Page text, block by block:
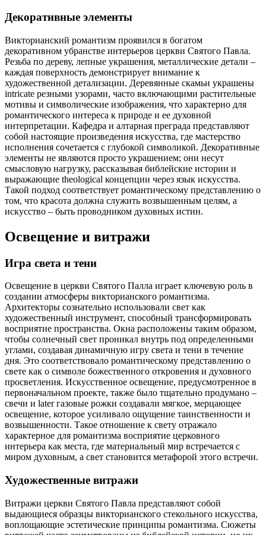
Декоративные элементы
Викторианский романтизм проявился в богатом
декоративном убранстве интерьеров церкви Святого Павла.
Резьба по дереву, лепные украшения, металлические детали –
каждая поверхность демонстрирует внимание к
художественной детализации. Деревянные скамьи украшены
intricate резными узорами, часто включающими растительные
мотивы и символические изображения, что характерно для
романтического интереса к природе и ее духовной
интерпретации. Кафедра и алтарная преграда представляют
собой настоящие произведения искусства, где мастерство
исполнения сочетается с глубокой символикой. Декоративные
элементы не являются просто украшением; они несут
смысловую нагрузку, рассказывая библейские истории и
выражающие theological концепции через язык искусства.
Такой подход соответствует романтическому представлению о
том, что красота должна служить возвышенным целям, а
искусство – быть проводником духовных истин.
Освещение и витражи
Игра света и тени
Освещение в церкви Святого Палла играет ключевую роль в
создании атмосферы викторианского романтизма.
Архитекторы сознательно использовали свет как
художественный инструмент, способный трансформировать
восприятие пространства. Окна расположены таким образом,
чтобы солнечный свет проникал внутрь под определенными
углами, создавая динамичную игру света и тени в течение
дня. Это соответствовало романтическому представлению о
свете как о символе божественного откровения и духовного
просветления. Искусственное освещение, предусмотренное в
первоначальном проекте, также было тщательно продумано –
свечи и later газовые рожки создавали мягкое, мерцающее
освещение, которое усиливало ощущение таинственности и
возвышенности. Такое отношение к свету отражало
характерное для романтизма восприятие церковного
интерьера как места, где материальный мир встречается с
миром духовным, а свет становится метафорой этого встречи.
Художественные витражи
Витражи церкви Святого Павла представляют собой
выдающиеся образцы викторианского стекольного искусства,
воплощающие эстетические принципы романтизма. Сюжеты